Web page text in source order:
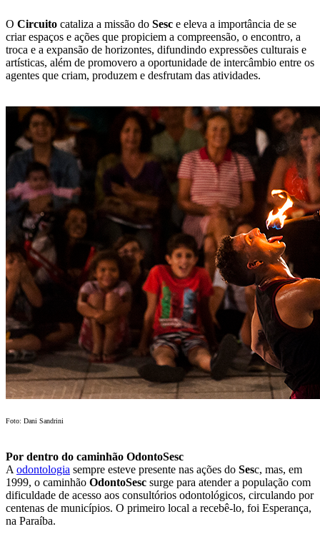
O Circuito cataliza a missão do Sesc e eleva a importância de se
criar espaços e ações que propiciem a compreensão, o encontro, a
troca e a expansão de horizontes, difundindo expressões culturais e
artísticas, além de promovero a oportunidade de intercâmbio entre os
agentes que criam, produzem e desfrutam das atividades.
Foto: Dani Sandrini
Por dentro do caminhão OdontoSesc
A odontologia sempre esteve presente nas ações do Sesc, mas, em
1999, o caminhão OdontoSesc surge para atender a população com
dificuldade de acesso aos consultórios odontológicos, circulando por
centenas de municípios. O primeiro local a recebê-lo, foi Esperança,
na Paraíba.